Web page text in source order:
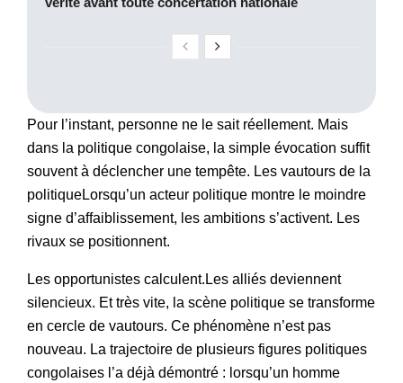
Pour l’instant, personne ne le sait réellement. Mais
dans la politique congolaise, la simple évocation suffit
souvent à déclencher une tempête. Les vautours de la
politiqueLorsqu’un acteur politique montre le moindre
signe d’affaiblissement, les ambitions s’activent. Les
rivaux se positionnent.
Les opportunistes calculent.Les alliés deviennent
silencieux. Et très vite, la scène politique se transforme
en cercle de vautours. Ce phénomène n’est pas
nouveau. La trajectoire de plusieurs figures politiques
congolaises l’a déjà démontré : lorsqu’un homme